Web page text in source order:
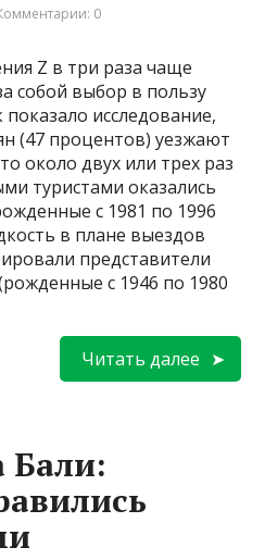
0
Z в три раза чаще
собой выбор в пользу
показало исследование,
(47 процентов) уезжают
около двух или трех раз
туристами оказались
с 1981 по 1996
в плане выездов
представители
с 1946 по 1980
Читать далее
Бали: